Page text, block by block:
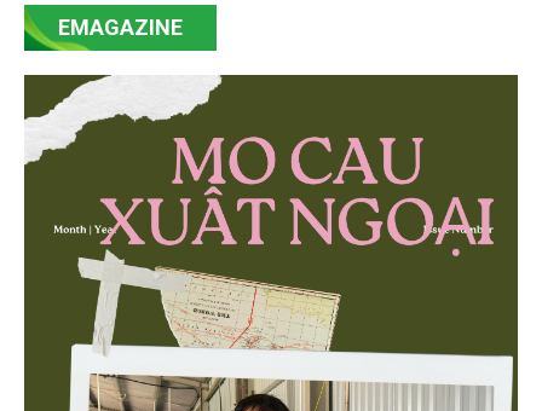
minh bạch hóa chuỗi cung ứng và nâng cao hiệu
then chốt là nông nghiệp và môi trường.
EMAGAZINE